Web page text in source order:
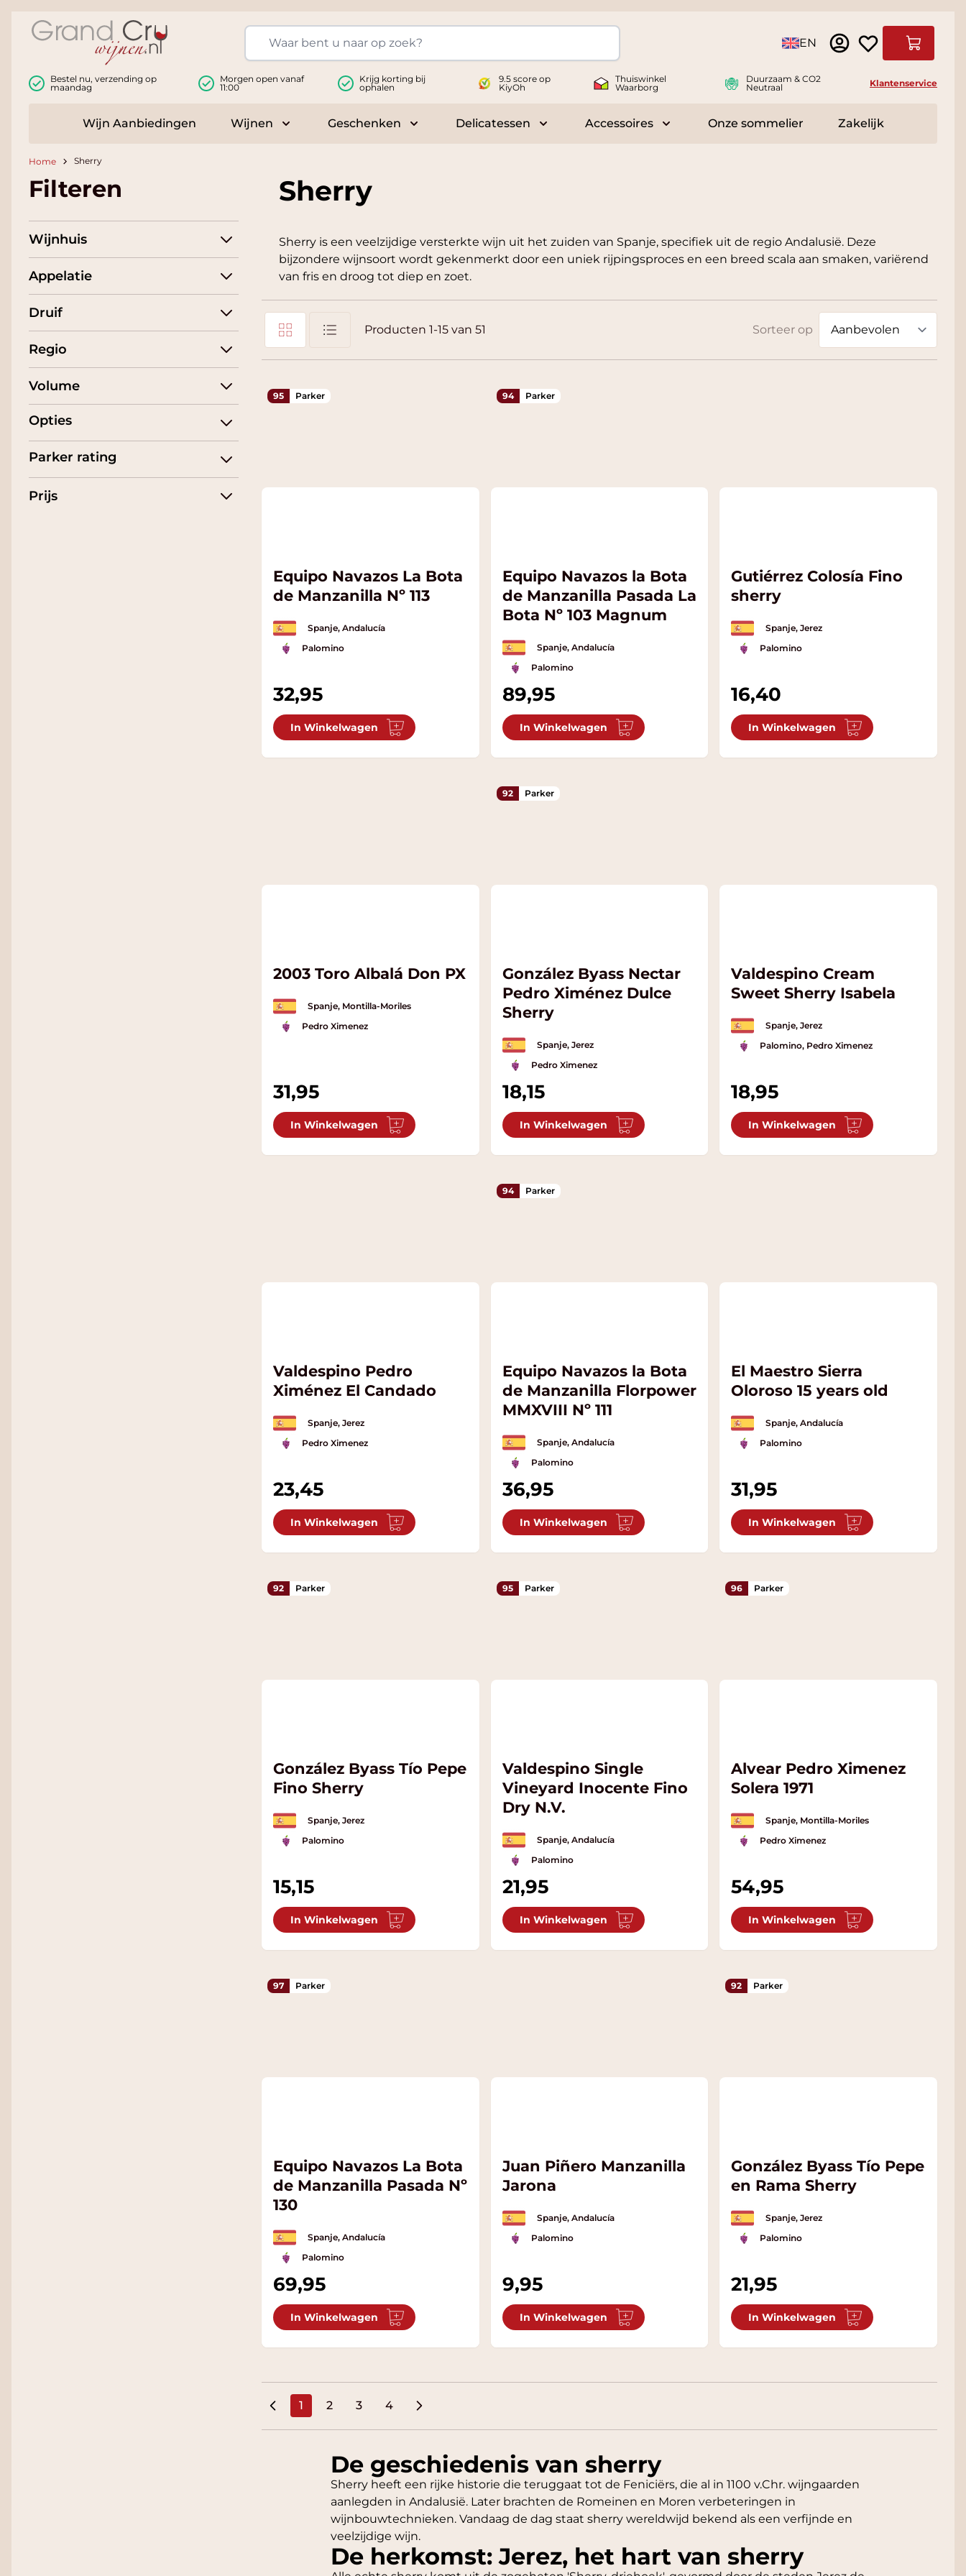
Taal EN
Bestel nu, verzending op
maandag
Morgen open vanaf
11:00
Krijg korting bij
ophalen
9.5 score op
KiyOh
Thuiswinkel
Waarborg
Duurzaam & CO2
Neutraal
Klantenservice
Wijn Aanbiedingen Wijnen
Toggle submenu for Wijnen
Geschenken
Toggle submenu for Geschenken
Delicatessen
Toggle submenu for Delicatessen
Accessoires
Toggle submenu for Accessoires
Onze sommelier Zakelijk
Home Sherry
Filteren
Wijnhuis
Appelatie
Druif
Regio
Volume
Opties
Parker rating
Prijs
Sherry
Sherry is een veelzijdige versterkte wijn uit het zuiden van Spanje, specifiek uit de regio Andalusië. Deze
bijzondere wijnsoort wordt gekenmerkt door een uniek rijpingsproces en een breed scala aan smaken, variërend
van fris en droog tot diep en zoet.
Tonen als Producten 1-15van 51 Sorteer op
95 Parker
Equipo Navazos La Bota
de Manzanilla Nº 113
Spanje, Andalucía
Palomino
32,95
In Winkelwagen
94 Parker
Equipo Navazos la Bota
de Manzanilla Pasada La
Bota Nº 103 Magnum
Spanje, Andalucía
Palomino
89,95
In Winkelwagen
Gutiérrez Colosía Fino
sherry
Spanje, Jerez
Palomino
16,40
In Winkelwagen
2003 Toro Albalá Don PX
Spanje, Montilla-Moriles
Pedro Ximenez
31,95
In Winkelwagen
92 Parker
González Byass Nectar
Pedro Ximénez Dulce
Sherry
Spanje, Jerez
Pedro Ximenez
18,15
In Winkelwagen
Valdespino Cream
Sweet Sherry Isabela
Spanje, Jerez
Palomino, Pedro Ximenez
18,95
In Winkelwagen
Valdespino Pedro
Ximénez El Candado
Spanje, Jerez
Pedro Ximenez
23,45
In Winkelwagen
94 Parker
Equipo Navazos la Bota
de Manzanilla Florpower
MMXVIII Nº 111
Spanje, Andalucía
Palomino
36,95
In Winkelwagen
El Maestro Sierra
Oloroso 15 years old
Spanje, Andalucía
Palomino
31,95
In Winkelwagen
92 Parker
González Byass Tío Pepe
Fino Sherry
Spanje, Jerez
Palomino
15,15
In Winkelwagen
95 Parker
Valdespino Single
Vineyard Inocente Fino
Dry N.V.
Spanje, Andalucía
Palomino
21,95
In Winkelwagen
96 Parker
Alvear Pedro Ximenez
Solera 1971
Spanje, Montilla-Moriles
Pedro Ximenez
54,95
In Winkelwagen
97 Parker
Equipo Navazos La Bota
de Manzanilla Pasada Nº
130
Spanje, Andalucía
Palomino
69,95
In Winkelwagen
Juan Piñero Manzanilla
Jarona
Spanje, Andalucía
Palomino
9,95
In Winkelwagen
92 Parker
González Byass Tío Pepe
en Rama Sherry
Spanje, Jerez
Palomino
21,95
In Winkelwagen
U lees momenteel pagina
1 Pagina
2 Pagina
3 Pagina
4
De geschiedenis van sherry
Sherry heeft een rijke historie die teruggaat tot de Feniciërs, die al in 1100 v.Chr. wijngaarden
aanlegden in Andalusië. Later brachten de Romeinen en Moren verbeteringen in
wijnbouwtechnieken. Vandaag de dag staat sherry wereldwijd bekend als een verfijnde en
veelzijdige wijn.
De herkomst: Jerez, het hart van sherry